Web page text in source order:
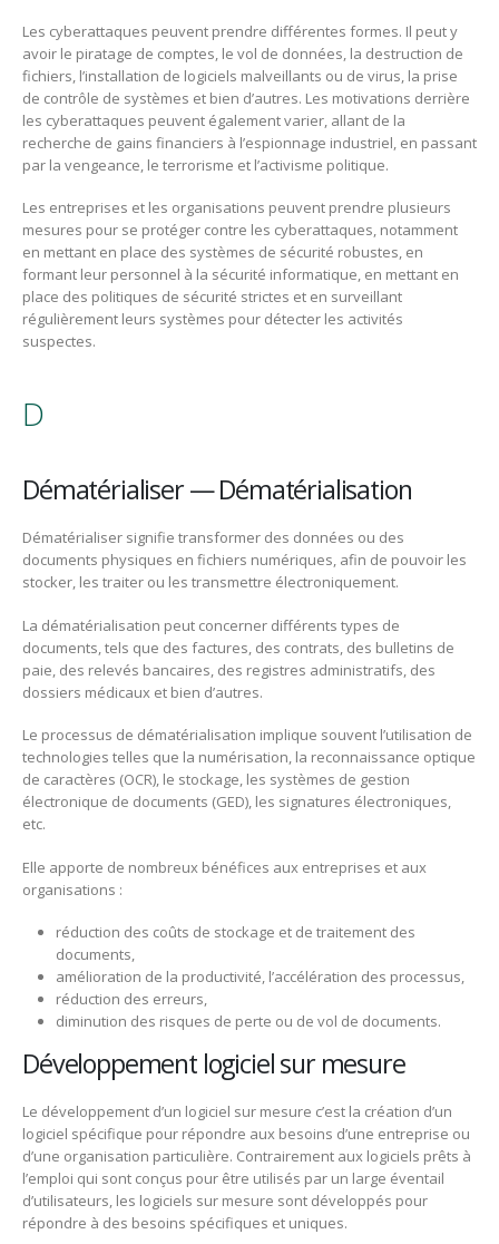
Les cyberattaques peuvent prendre différentes formes. Il peut y
avoir le piratage de comptes, le vol de données, la destruction de
fichiers, l’installation de logiciels malveillants ou de virus, la prise
de contrôle de systèmes et bien d’autres. Les motivations derrière
les cyberattaques peuvent également varier, allant de la
recherche de gains financiers à l’espionnage industriel, en passant
par la vengeance, le terrorisme et l’activisme politique.
Les entreprises et les organisations peuvent prendre plusieurs
mesures pour se protéger contre les cyberattaques, notamment
en mettant en place des systèmes de sécurité robustes, en
formant leur personnel à la sécurité informatique, en mettant en
place des politiques de sécurité strictes et en surveillant
régulièrement leurs systèmes pour détecter les activités
suspectes.
D
Dématérialiser — Dématérialisation
Dématérialiser signifie transformer des données ou des
documents physiques en fichiers numériques, afin de pouvoir les
stocker, les traiter ou les transmettre électroniquement.
La dématérialisation peut concerner différents types de
documents, tels que des factures, des contrats, des bulletins de
paie, des relevés bancaires, des registres administratifs, des
dossiers médicaux et bien d’autres.
Le processus de dématérialisation implique souvent l’utilisation de
technologies telles que la numérisation, la reconnaissance optique
de caractères (OCR), le stockage, les systèmes de gestion
électronique de documents (GED), les signatures électroniques,
etc.
Elle apporte de nombreux bénéfices aux entreprises et aux
organisations :
réduction des coûts de stockage et de traitement des
documents,
amélioration de la productivité, l’accélération des processus,
réduction des erreurs,
diminution des risques de perte ou de vol de documents.
Développement logiciel sur mesure
Le développement d’un logiciel sur mesure c’est la création d’un
logiciel spécifique pour répondre aux besoins d’une entreprise ou
d’une organisation particulière. Contrairement aux logiciels prêts à
l’emploi qui sont conçus pour être utilisés par un large éventail
d’utilisateurs, les logiciels sur mesure sont développés pour
répondre à des besoins spécifiques et uniques.